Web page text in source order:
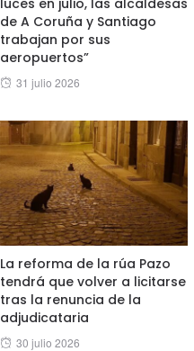
luces en julio, las alcaldesas
de A Coruña y Santiago
trabajan por sus
aeropuertos”
Posted
31 julio 2026
La reforma de la rúa Pazo
tendrá que volver a licitarse
tras la renuncia de la
adjudicataria
Posted
30 julio 2026